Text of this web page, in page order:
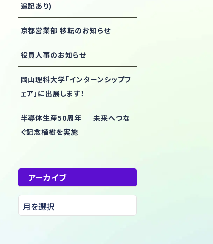
追記あり)
京都営業部 移転のお知らせ
役員人事のお知らせ
岡山理科大学「インターンシップフ
ェア」に出展します！
半導体生産50周年 ― 未来へつな
ぐ記念植樹を実施
アーカイブ